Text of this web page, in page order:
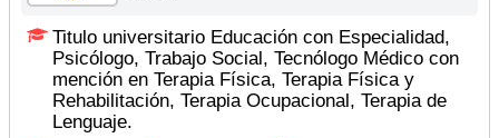
Titulo universitario Educación con Especialidad,
Psicólogo, Trabajo Social, Tecnólogo Médico con
mención en Terapia Física, Terapia Física y
Rehabilitación, Terapia Ocupacional, Terapia de
Lenguaje.